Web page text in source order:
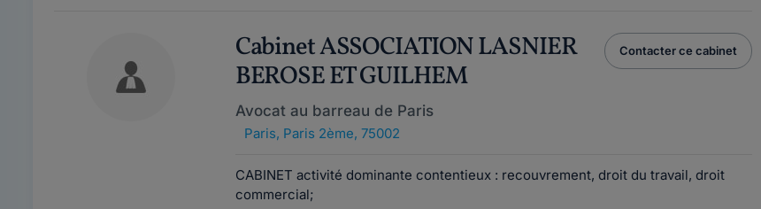
Cabinet ASSOCIATION LASNIER
BEROSE ET GUILHEM
Avocat au barreau de Paris
Paris, Paris 2ème, 75002
Contacter ce cabinet
CABINET activité dominante contentieux : recouvrement, droit du travail, droit
commercial;